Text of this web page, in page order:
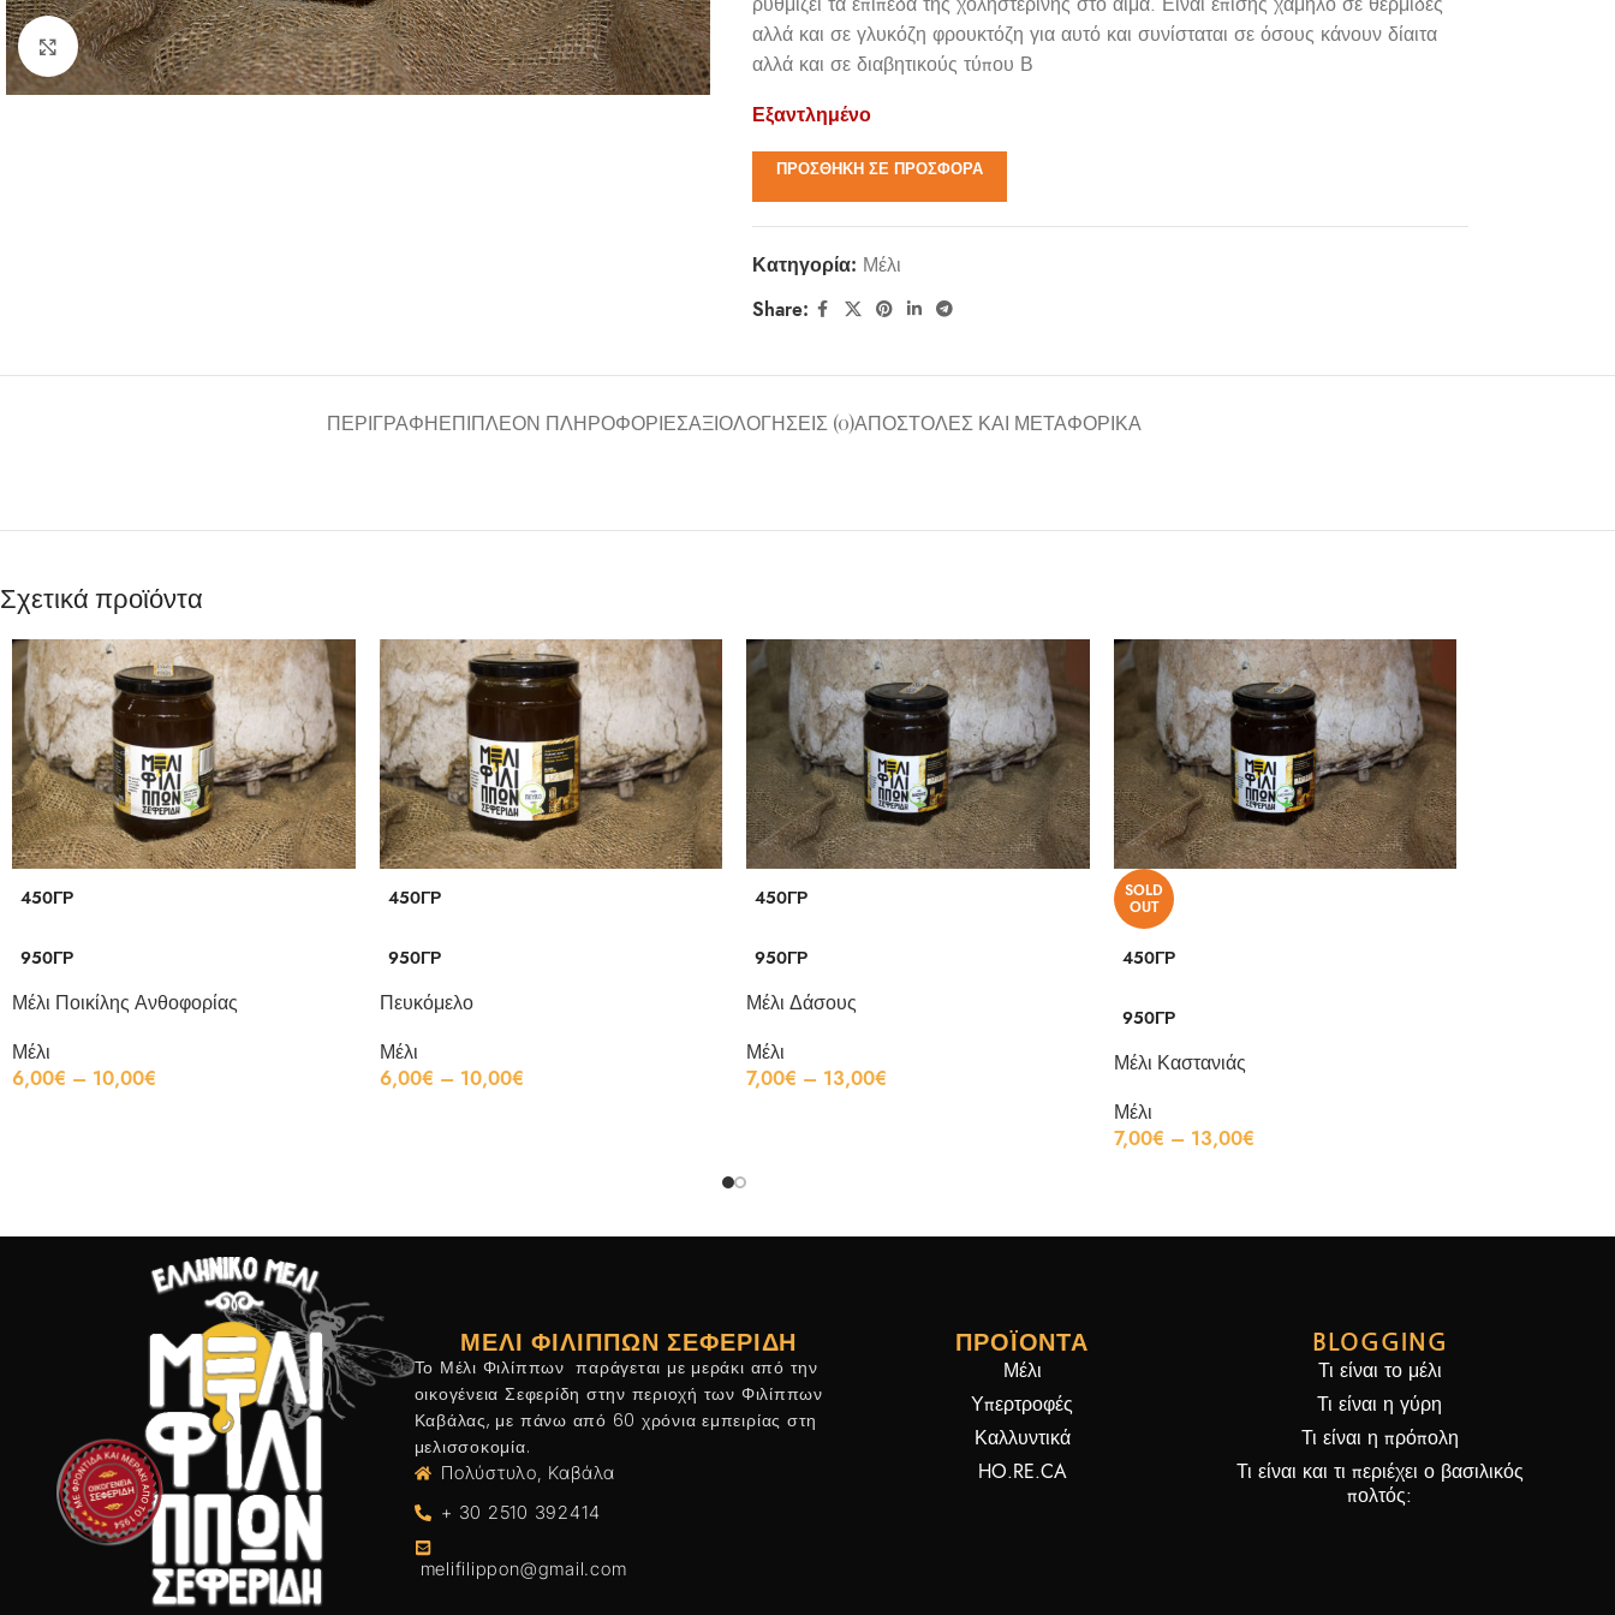
Click to enlarge
αλλά και σε γλυκόζη φρουκτόζη για αυτό και συνίσταται σε όσους κάνουν δίαιτα
αλλά και σε διαβητικούς τύπου Β
Εξαντλημένο
ΠΡΟΣΘΉΚΗ ΣΕ ΠΡΟΣΦΟΡΆ
Κατηγορία: Μέλι
Share:
ΠΕΡΙΓΡΑΦΉΕΠΙΠΛΈΟΝ ΠΛΗΡΟΦΟΡΊΕΣΑΞΙΟΛΟΓΉΣΕΙΣ (0)ΑΠΟΣΤΟΛΈΣ ΚΑΙ ΜΕΤΑΦΟΡΙΚΆ
Σχετικά προϊόντα
450ΓΡ
950ΓΡ
Μέλι Ποικίλης Ανθοφορίας
Μέλι
6,00€ – 10,00€
450ΓΡ
950ΓΡ
Πευκόμελο
Μέλι
6,00€ – 10,00€
450ΓΡ
950ΓΡ
Μέλι Δάσους
Μέλι
7,00€ – 13,00€
SOLD
OUT
450ΓΡ
950ΓΡ
Μέλι Καστανιάς
Μέλι
7,00€ – 13,00€
ΜΈΛΙ ΦΙΛΙΠΠΩΝ ΣΕΦΕΡΊΔΗ
Το Μέλι Φιλίππων παράγεται με μεράκι από την
οικογένεια Σεφερίδη στην περιοχή των Φιλίππων
Καβάλας, με πάνω από 60 χρόνια εμπειρίας στη
μελισσοκομία.
Πολύστυλο, Καβάλα
+ 30 2510 392414
melifilippon@gmail.com
ΠΡΟΪΌΝΤΑ
Μέλι
Υπερτροφές
Καλλυντικά
HO.RE.CA
BLOGGING
Τι είναι το μέλι
Τι είναι η γύρη
Τι είναι η πρόπολη
Τι είναι και τι περιέχει ο βασιλικός
πολτός: